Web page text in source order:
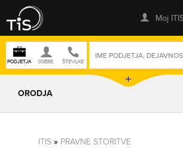
ISKANJE
ORODJA
ITIS » PRAVNE STORITVE